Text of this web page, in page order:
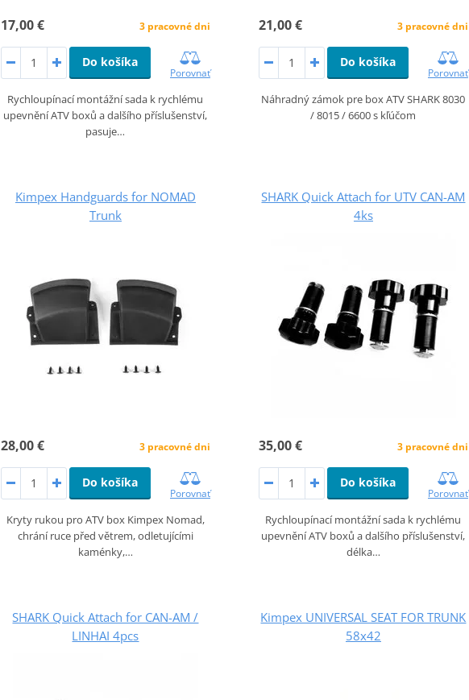
17,00 € 3 pracovné dni
Do košíka
Porovnať
Rychloupínací montážní sada k rychlému
upevnění ATV boxů a dalšího příslušenství,
pasuje…
21,00 € 3 pracovné dni
Do košíka
Porovnať
Náhradný zámok pre box ATV SHARK 8030
/ 8015 / 6600 s kľúčom
Kimpex Handguards for NOMAD
Trunk
28,00 € 3 pracovné dni
Do košíka
Porovnať
Kryty rukou pro ATV box Kimpex Nomad,
chrání ruce před větrem, odletujícími
kaménky,…
SHARK Quick Attach for UTV CAN-AM
4ks
35,00 € 3 pracovné dni
Do košíka
Porovnať
Rychloupínací montážní sada k rychlému
upevnění ATV boxů a dalšího příslušenství,
délka…
SHARK Quick Attach for CAN-AM /
LINHAI 4pcs
Kimpex UNIVERSAL SEAT FOR TRUNK
58x42